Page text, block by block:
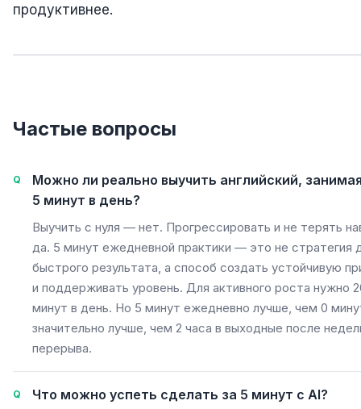
продуктивнее.
Частые вопросы
Можно ли реально выучить английский,
5 минут в день?
Выучить с нуля — нет. Прогрессировать и не терять
да. 5 минут ежедневной практики — это не стратегия
быстрого результата, а способ создать устойчивую
и поддерживать уровень. Для активного роста нужно
минут в день. Но 5 минут ежедневно лучше, чем 0
значительно лучше, чем 2 часа в выходные после
перерыва.
Что можно успеть сделать за 5 минут с AI?